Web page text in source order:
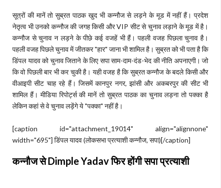
सूत्रों की मानें तो सुब्रत पाठक खुद भी कन्नौज से लड़ने के मूड में नहीं हैं। प्रदेश
नेतृत्व भी उनको कन्नौज की जगह किसी और VIP सीट से चुनाव लड़ाने के मूड में है।
कन्नौज से चुनाव न लड़ने के पीछे कई वजहें भी हैं। पहली वजह पिछला चुनाव है।
पहली वजह पिछले चुनाव में जीतकर "हार" जाना भी शामिल है। सुब्रत को भी पता है कि
डिंपल यादव को चुनाव जिताने के लिए सपा साम-दाम-दंड-भेद की नीति अपनाएगी। जो
कि वो पिछली बार भी कर चुकी है। यही वजह है कि सुब्रत कन्नौज के बदले किसी और
वीआइपी सीट चाह रहे हैं। जिसमें कानपुर नगर, झांसी और अकबरपुर की सीट भी
शामिल हैं। मीडिया रिपोर्ट्स की मानें तो सुब्रत पाठक का चुनाव लड़ना तो पक्का है
लेकिन कहां से वे चुनाव लड़ेंगे ये "पक्का" नहीं है।
[caption id="attachment_19014" align="alignnone"
width="695"] डिंपल यादव (लोकसभा प्रत्याशी कन्नौज, सपा)[/caption]
कन्नौज से Dimple Yadav फिर होंगी सपा प्रत्याशी